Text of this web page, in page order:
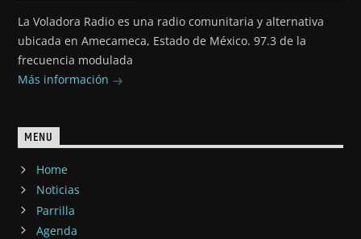
La Voladora Radio es una radio comunitaria y alternativa
ubicada en Amecameca, Estado de México. 97.3 de la
frecuencia modulada
Más información
MENU
Home
Noticias
Parrilla
Agenda